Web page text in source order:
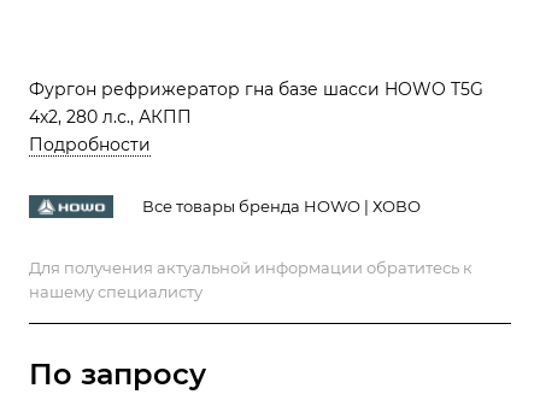
Фургон рефрижератор гна базе шасси HOWO T5G
4х2, 280 л.с., АКПП
Подробности
Все товары бренда HOWO | ХОВО
Для получения актуальной информации обратитесь к
нашему специалисту
По запросу